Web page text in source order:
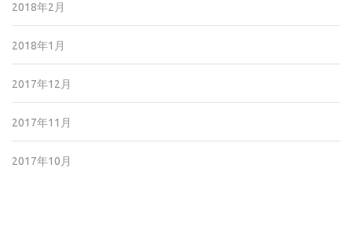
2018年2月
2018年1月
2017年12月
2017年11月
2017年10月